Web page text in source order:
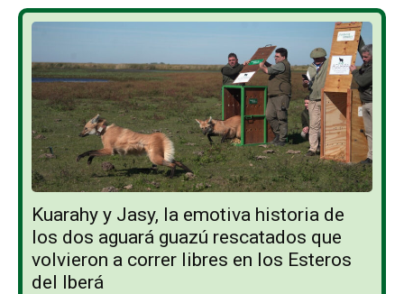
Kuarahy y Jasy, la emotiva historia de
los dos aguará guazú rescatados que
volvieron a correr libres en los Esteros
del Iberá